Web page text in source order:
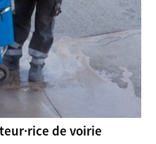
de voirie